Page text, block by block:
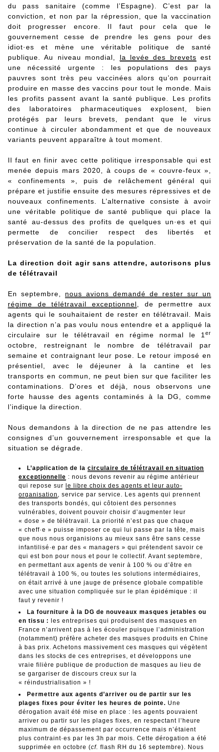
du pass sanitaire (comme l’Espagne). C’est par la
conviction, et non par la répression, que la vaccination
doit progresser encore. Il faut pour cela que le
gouvernement cesse de prendre les gens pour des
idiot·es et mène une véritable politique de santé
publique. Au niveau mondial, la levée des brevets est
une nécessité urgente : les populations des pays
pauvres sont très peu vaccinées alors qu’on pourrait
produire en masse des vaccins pour tout le monde. Mais
les profits passent avant la santé publique. Les profits
des laboratoires pharmaceutiques explosent, bien
protégés par leurs brevets, pendant que le virus
continue à circuler abondamment et que de nouveaux
variants peuvent apparaître à tout moment.
Il faut en finir avec cette politique irresponsable qui est
menée depuis mars 2020, à coups de « couvre-feux »,
« confinements », puis de relâchement général qui
prépare et justifie ensuite des mesures répressives et de
nouveaux confinements. L’alternative consiste à avoir
une véritable politique de santé publique qui place la
santé au-dessus des profits de quelques un·es et qui
permette de concilier respect des libertés et
préservation de la santé de la population.
La direction doit agir sans attendre, autorisons plus
de télétravail
En septembre, nous avions demandé de rester sur un
régime de télétravail exceptionnel , de permettre aux
agents qui le souhaitaient de rester en télétravail. Mais
la direction n’a pas voulu nous entendre et a appliqué la
circulaire sur le télétravail en régime normal le 1 er
octobre, restreignant le nombre de télétravail par
semaine et contraignant leur pose. Le retour imposé en
présentiel, avec le déjeuner à la cantine et les
transports en commun, ne peut bien sur que faciliter les
contaminations. D’ores et déjà, nous observons une
forte hausse des agents contaminés à la DG, comme
l’indique la direction.
Nous demandons à la direction de ne pas attendre les
consignes d’un gouvernement irresponsable et que la
situation se dégrade.
L’application de lacirculaire de télétravail en situation
exceptionnelle : nous devons revenir au régime antérieur
qui repose sur
le libre choix des agents et leur auto-
organisation , service par service. Les agents qui prennent
des transports bondés, qui côtoient des personnes
vulnérables, doivent pouvoir choisir d’augmenter leur
« dose » de télétravail. La priorité n’est pas que chaque
« cheff·e » puisse imposer ce qui lui passe par la tête, mais
que nous nous organisions au mieux sans être sans cesse
infantilisé·e par des « managers » qui prétendent savoir ce
qui est bon pour nous et pour le collectif. Avant septembre,
en permettant aux agents de venir à 100 % ou d’être en
télétravail à 100 %, ou toutes les solutions intermédiaires,
on était arrivé à une jauge de présence globale compatible
avec une situation compliquée sur le plan épidémique : il
faut y revenir !
La fourniture à la DG de nouveaux masques jetables ou
en tissu :
les entreprises qui produisent des masques en
France n’arrivent pas à les écouler puisque l’administration
(notamment) préfère acheter des masques produits en Chine
à bas prix. Achetons massivement ces masques qui végètent
dans les stocks de ces entreprises, et développons une
vraie filière publique de production de masques au lieu de
se gargariser de discours creux sur la
« réindustrialisation » !
Permettre aux agents d’arriver ou de partir sur les
plages fixes pour éviter les heures de pointe. Une
dérogation avait été mise en place : les agents pouvaient
arriver ou partir sur les plages fixes, en respectant l’heure
maximum de dépassement par occurrence mais n’étaient
plus contraint·es par les 3h par mois. Cette dérogation a été
supprimée en octobre (cf. flash RH du 16 septembre). Nous